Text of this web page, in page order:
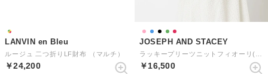
LANVIN en Bleu
ルージュ 二つ折りLF財布 （マルチ）
￥24,200
JOSEPH AND STACEY
￥16,500